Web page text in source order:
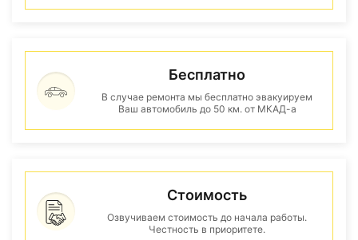
Бесплатно
В случае ремонта мы бесплатно эвакуируем
Ваш автомобиль до 50 км. от МКАД-а
Стоимость
Озвучиваем стоимость до начала работы.
Честность в приоритете.